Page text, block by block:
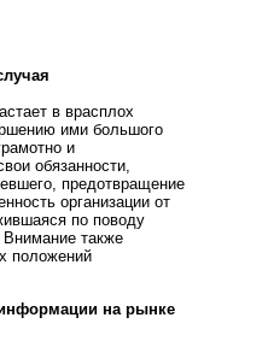
в врасплох
ими большого
и
обязанности,
предотвращение
организации от
по поводу
Внимание также
положений
на рынке